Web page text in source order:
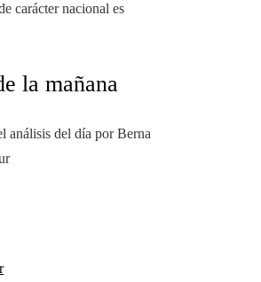
carácter nacional es
la mañana
análisis del día por Berna